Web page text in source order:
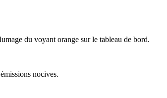
du voyant orange sur le tableau de bord.
nocives.